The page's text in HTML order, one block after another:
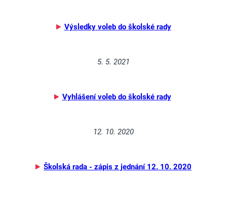
Výsledkyvolebdo školské rady
5. 5. 2021
Vyhlášení voleb do školské rady
12. 10. 2020
Školská rada - zápis z jednání 12. 10. 2020